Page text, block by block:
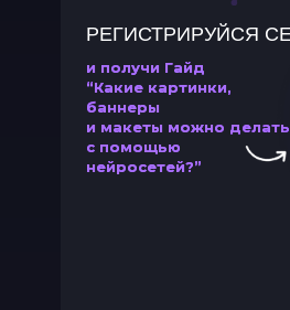
РЕГИСТРИРУЙСЯ
и получи Гайд
“Какие картинки,
баннеры
и макеты можно делать
с помощью
нейросетей?”